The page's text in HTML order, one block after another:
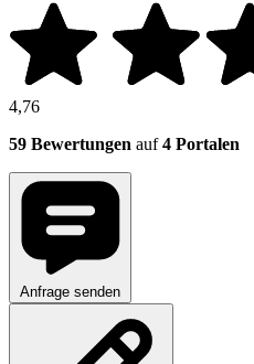
4,76
59 Bewertungen auf4 Portalen
Anfrage senden